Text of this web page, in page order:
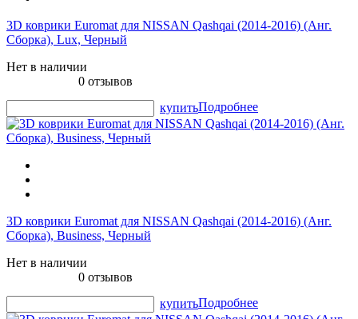
3D коврики Euromat для NISSAN Qashqai (2014-2016) (Анг.
Сборка), Lux, Черный
Нет в наличии
0 отзывов
купитьПодробнее
3D коврики Euromat для NISSAN Qashqai (2014-2016) (Анг.
Сборка), Business, Черный
Нет в наличии
0 отзывов
купитьПодробнее